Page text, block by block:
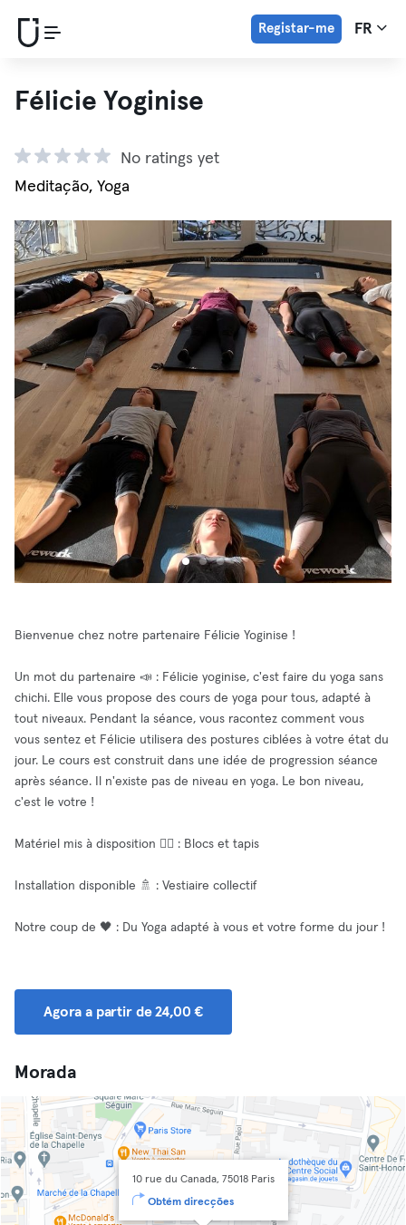
Registar-me FR
Félicie Yoginise
No ratings yet
Meditação, Yoga
Bienvenue chez notre partenaire Félicie Yoginise !
Un mot du partenaire 📣 : Félicie yoginise, c'est faire du yoga sans
chichi. Elle vous propose des cours de yoga pour tous, adapté à
tout niveaux. Pendant la séance, vous racontez comment vous
vous sentez et Félicie utilisera des postures ciblées à votre état du
jour. Le cours est construit dans une idée de progression séance
après séance. Il n'existe pas de niveau en yoga. Le bon niveau,
c'est le votre !
Matériel mis à disposition 🧘‍♂️ : Blocs et tapis
Installation disponible 🚿 : Vestiaire collectif
Notre coup de 🖤 : Du Yoga adapté à vous et votre forme du jour !
Agora a partir de 24,00 €
Morada
10 rue du Canada, 75018 Paris
Obtém direcções